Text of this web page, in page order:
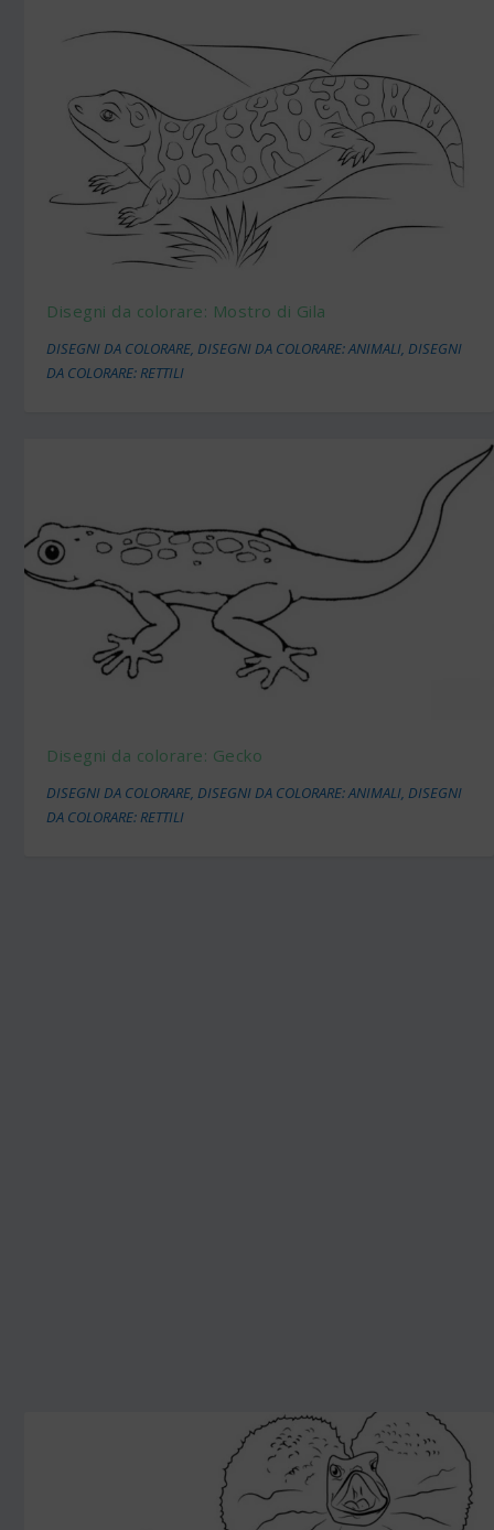
Disegni da colorare: Mostro di Gila
DISEGNI DA COLORARE DISEGNI DA COLORARE: ANIMALI DISEGNI
DA COLORARE: RETTILI
Disegni da colorare: Gecko
DISEGNI DA COLORARE,DISEGNI DA COLORARE: ANIMALI,DISEGNI
DA COLORARE: RETTILI